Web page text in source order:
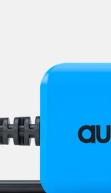
, Seitenkamera (TRSVC)
(RDK)